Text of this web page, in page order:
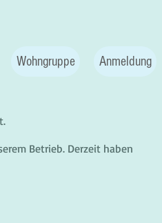
Wohngruppe Anmeldung
Betrieb. Derzeit haben